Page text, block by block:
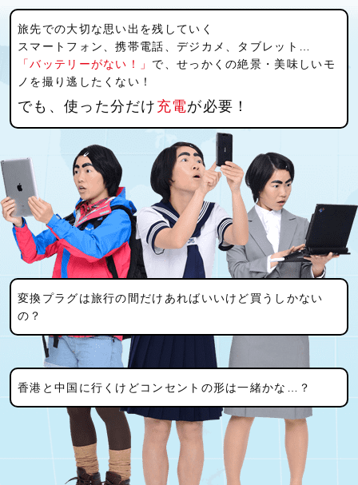
旅先での大切な思い出を残していく
スマートフォン、携帯電話、デジカメ、タブレット…
「バッテリーがない！」 で、せっかくの絶景・美味しいモ
ノを撮り逃したくない！
でも、使った分だけ 充電が必要！
変換プラグは旅行の間だけあればいいけど買うしかない
の？
香港と中国に行くけどコンセントの形は一緒かな…？